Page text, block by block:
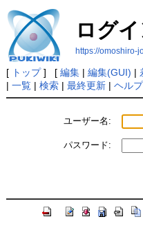
ログ
https://omoshiro-
[ トップ] [ 編集| 編集(GUI) |
| 一覧| 検索| 最終更新| ヘルプ
ユーザー名:
パスワード: